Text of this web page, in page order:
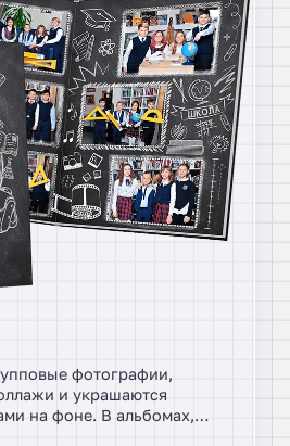
фотографии,
и украшаются
на фоне. В альбомах,